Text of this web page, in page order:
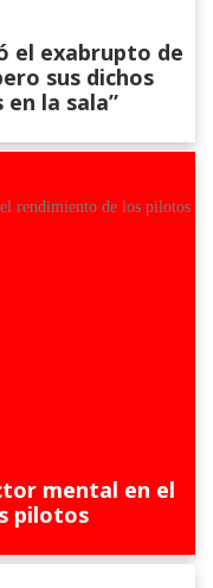
el exabrupto de
sus dichos
la sala”
mental en el
pilotos